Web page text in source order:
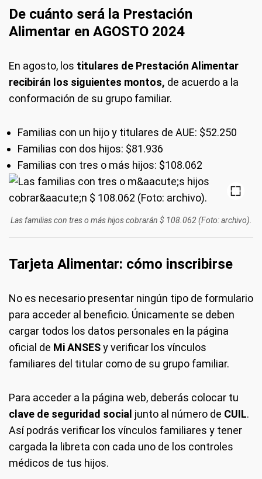
De cuánto será la Prestación
Alimentar en AGOSTO 2024
En agosto, los titulares de Prestación Alimentar
recibirán los siguientes montos, de acuerdo a la
conformación de su grupo familiar.
Familias con un hijo y titulares de AUE: $52.250
Familias con dos hijos: $81.936
Familias con tres o más hijos: $108.062
Las familias con tres o más hijos cobrarán $ 108.062 (Foto: archivo).
Tarjeta Alimentar: cómo inscribirse
No es necesario presentar ningún tipo de formulario
para acceder al beneficio. Únicamente se deben
cargar todos los datos personales en la página
oficial de Mi ANSESy verificar los vínculos
familiares del titular como de su grupo familiar.
Para acceder a la página web, deberás colocar tu
clave de seguridad social junto al número de CUIL.
Así podrás verificar los vínculos familiares y tener
cargada la libreta con cada uno de los controles
médicos de tus hijos.